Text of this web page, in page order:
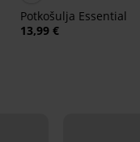
Potkošulja Essential
13,99 €